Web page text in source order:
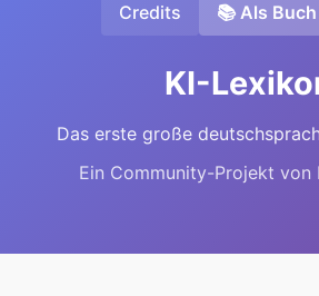
Credits 📚 Als
KI-
Das erste große
Ein Community-Projekt von